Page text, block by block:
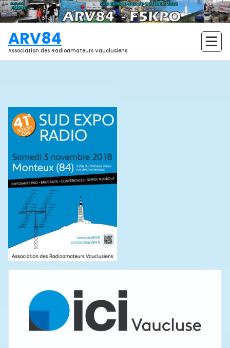
Aller
au
contenu
ARV84
Association des Radioamateurs Vauclusiens